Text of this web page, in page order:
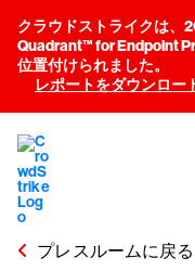
クラウドストライクは、
Quadrant™ for Endpoint
位置付けられました。
レポートをダウンロー
プレスルームに戻る